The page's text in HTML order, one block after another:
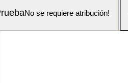
No se requiere atribución!